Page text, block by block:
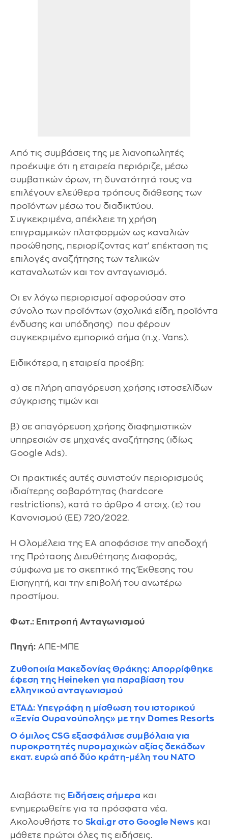
Από τις συμβάσεις της με λιανοπωλητές
προέκυψε ότι η εταιρεία περιόριζε, μέσω
συμβατικών όρων, τη δυνατότητά τους να
επιλέγουν ελεύθερα τρόπους διάθεσης των
προϊόντων μέσω του διαδικτύου.
Συγκεκριμένα, απέκλειε τη χρήση
επιγραμμικών πλατφορμών ως καναλιών
προώθησης, περιορίζοντας κατ' επέκταση τις
επιλογές αναζήτησης των τελικών
καταναλωτών και τον ανταγωνισμό.
Οι εν λόγω περιορισμοί αφορούσαν στο
σύνολο των προϊόντων (σχολικά είδη, προϊόντα
ένδυσης και υπόδησης) που φέρουν
συγκεκριμένο εμπορικό σήμα (π.χ. Vans).
Ειδικότερα, η εταιρεία προέβη:
α) σε πλήρη απαγόρευση χρήσης ιστοσελίδων
σύγκρισης τιμών και
β) σε απαγόρευση χρήσης διαφημιστικών
υπηρεσιών σε μηχανές αναζήτησης (ιδίως
Google Ads).
Οι πρακτικές αυτές συνιστούν περιορισμούς
ιδιαίτερης σοβαρότητας (hardcore
restrictions), κατά το άρθρο 4 στοιχ. (ε) του
Κανονισμού (ΕΕ) 720/2022.
Η Ολομέλεια της ΕΑ αποφάσισε την αποδοχή
της Πρότασης Διευθέτησης Διαφοράς,
σύμφωνα με το σκεπτικό της Έκθεσης του
Εισηγητή, και την επιβολή του ανωτέρω
προστίμου.
Φωτ.: Επιτροπή Ανταγωνισμού
Πηγή: ΑΠΕ-ΜΠΕ
Ζυθοποιία Μακεδονίας Θράκης: Απορρίφθηκε
έφεση της Heineken για παραβίαση του
ελληνικού ανταγωνισμού
ΕΤΑΔ: Υπεγράφη η μίσθωση του ιστορικού
«Ξενία Ουρανούπολης» με την Domes Resorts
Ο όμιλος CSG εξασφάλισε συμβόλαια για
πυροκροτητές πυρομαχικών αξίας δεκάδων
εκατ. ευρώ από δύο κράτη-μέλη του ΝΑΤΟ
Διαβάστε τις Ειδήσεις σήμερα και
ενημερωθείτε για τα πρόσφατα νέα.
Ακολουθήστε το Skai.gr στο Google News και
μάθετε πρώτοι όλες τις ειδήσεις.